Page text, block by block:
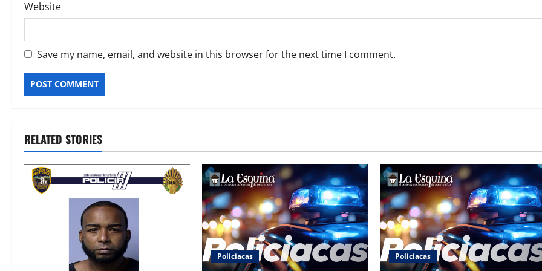
Website
Save my name, email, and website in this browser for the next time I comment.
RELATED STORIES
Policiacas Policiacas